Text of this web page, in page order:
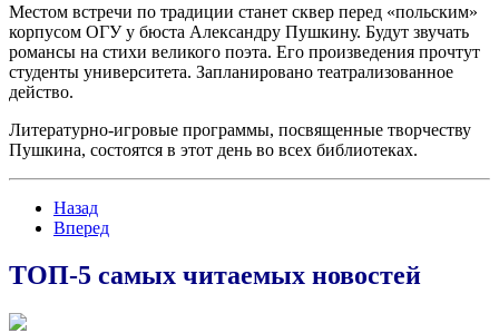
Местом встречи по традиции станет сквер перед «польским»
корпусом ОГУ у бюста Александру Пушкину. Будут звучать
романсы на стихи великого поэта. Его произведения прочтут
студенты университета. Запланировано театрализованное
действо.
Литературно-игровые программы, посвященные творчеству
Пушкина, состоятся в этот день во всех библиотеках.
Назад
Вперед
ТОП-5 самых читаемых новостей